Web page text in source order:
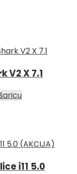
V2 X 7.1
i11 5.0